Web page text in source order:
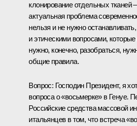
клонирование отдельных тканей
актуальная проблема
нельзя и не нужно
и этическими вопросами,
нужно, конечно, разобраться,
общие правила.
Вопрос: Господин Президент, я
вопроса о «восьмерке» в Генуе.
Российские средства массовой
итальянцев в том, что встреча